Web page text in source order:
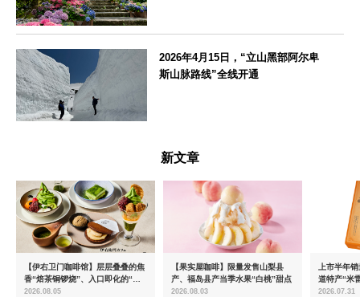
2026年4月15日，“立山黑部阿尔卑
斯山脉路线”全线开通
新文章
【伊右卫门咖啡馆】层层叠叠的焦
香“焙茶铜锣烧”、入口即化的“宇
治抹茶提拉米苏”全新登场
2026.08.05
【果实屋咖啡】限量发售山梨县
产、福岛县产当季水果“白桃”甜点
2026.08.03
上市半年
道特产“米
出首款夏
2026.07.31